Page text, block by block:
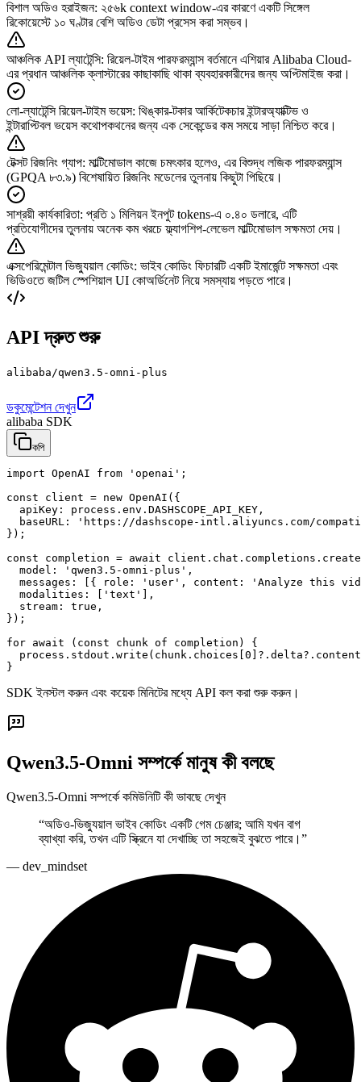
বিশাল অডিও হরাইজন: ২৫৬k context window-এর কারণে একটি সিঙ্গেল
রিকোয়েস্টে ১০ ঘণ্টার বেশি অডিও ডেটা প্রসেস করা সম্ভব।
আঞ্চলিক API ল্যাটেন্সি: রিয়েল-টাইম পারফরম্যান্স বর্তমানে এশিয়ার Alibaba Cloud-
এর প্রধান আঞ্চলিক ক্লাস্টারের কাছাকাছি থাকা ব্যবহারকারীদের জন্য অপ্টিমাইজ করা।
লো-ল্যাটেন্সি রিয়েল-টাইম ভয়েস: থিঙ্কার-টকার আর্কিটেকচার ইন্টারঅ্যাক্টিভ ও
ইন্টারাপ্টিবল ভয়েস কথোপকথনের জন্য এক সেকেন্ডের কম সময়ে সাড়া নিশ্চিত করে।
টেক্সট রিজনিং গ্যাপ: মাল্টিমোডাল কাজে চমৎকার হলেও, এর বিশুদ্ধ লজিক পারফরম্যান্স
(GPQA ৮৩.৯) বিশেষায়িত রিজনিং মডেলের তুলনায় কিছুটা পিছিয়ে।
সাশ্রয়ী কার্যকারিতা: প্রতি ১ মিলিয়ন ইনপুট tokens-এ ০.৪০ ডলারে, এটি
প্রতিযোগীদের তুলনায় অনেক কম খরচে ফ্ল্যাগশিপ-লেভেল মাল্টিমোডাল সক্ষমতা দেয়।
এক্সপেরিমেন্টাল ভিজ্যুয়াল কোডিং: ভাইব কোডিং ফিচারটি একটি ইমার্জেন্ট সক্ষমতা এবং
ভিডিওতে জটিল স্পেশিয়াল UI কোঅর্ডিনেট নিয়ে সমস্যায় পড়তে পারে।
API দ্রুত শুরু
alibaba/qwen3.5-omni-plus
ডকুমেন্টেশন দেখুন
alibaba SDK
কপি
import OpenAI from 'openai';
const client = new OpenAI({
  apiKey: process.env.DASHSCOPE_API_KEY,
baseURL: 'https://dashscope-intl.aliyuncs.com/
});
const completion = await
  model: 'qwen3.5-omni-plus',
messages: [{ role: 'user', content: 'Analyze this
  modalities: ['text'],
  stream: true,
});
for await (const chunk of completion) {
}
SDK ইনস্টল করুন এবং কয়েক মিনিটের মধ্যে API কল করা শুরু করুন।
Qwen3.5-Omni সম্পর্কে মানুষ কী বলছে
Qwen3.5-Omni সম্পর্কে কমিউনিটি কী ভাবছে দেখুন
“অডিও-ভিজ্যুয়াল ভাইব কোডিং একটি গেম চেঞ্জার; আমি যখন বাগ
ব্যাখ্যা করি, তখন এটি স্ক্রিনে যা দেখাচ্ছি তা সহজেই বুঝতে পারে। ”
— dev_mindset